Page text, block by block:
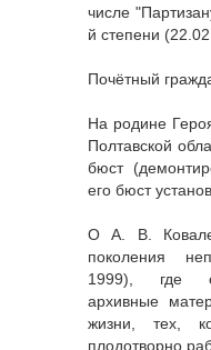
числе
й степени
Почётный
На родине
Полтавской
бюст
его бюст
О А. В.
поколения
1999), где
архивные
жизни, тех,
плодотворно